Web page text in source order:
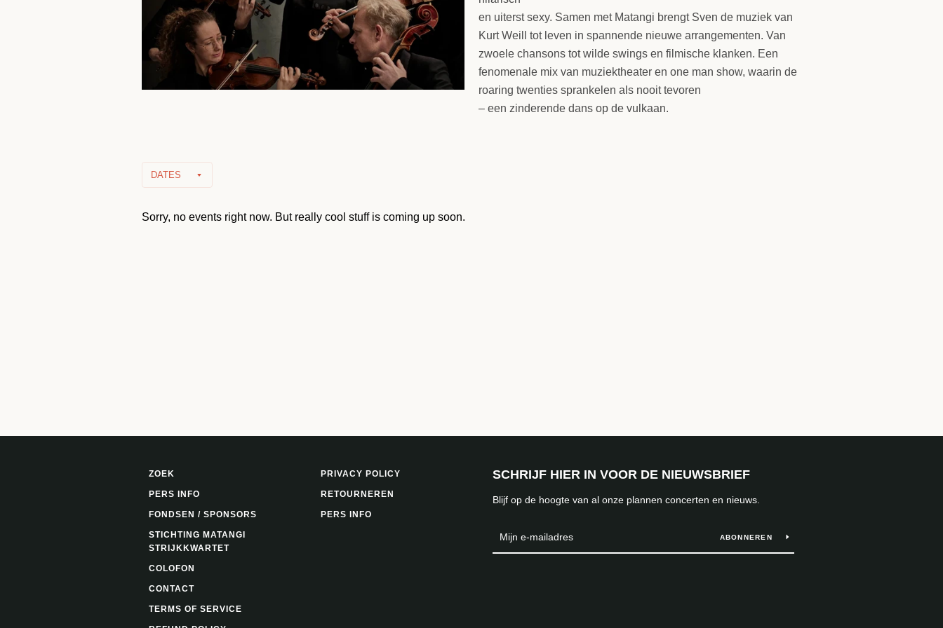
en uiterst sexy. Samen met Matangi brengt Sven de muziek van
Kurt Weill tot leven in spannende nieuwe arrangementen. Van
zwoele chansons tot wilde swings en filmische klanken. Een
fenomenale mix van muziektheater en one man show, waarin de
roaring twenties sprankelen als nooit tevoren
– een zinderende dans op de vulkaan.
DATES
Sorry, no events right now. But really cool stuff is coming up soon.
ZOEK
PERS INFO
FONDSEN / SPONSORS
STICHTING MATANGI
STRIJKKWARTET
COLOFON
CONTACT
TERMS OF SERVICE
PRIVACY POLICY
RETOURNEREN
PERS INFO
SCHRIJF HIER IN VOOR DE NIEUWSBRIEF
Blijf op de hoogte van al onze plannen concerten en nieuws.
ABONNEREN